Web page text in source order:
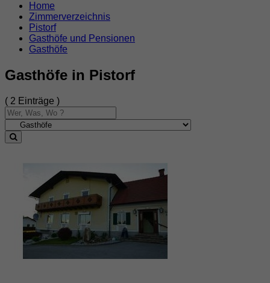
Home
Zimmerverzeichnis
Pistorf
Gasthöfe und Pensionen
Gasthöfe
Gasthöfe in Pistorf
( 2 Einträge )